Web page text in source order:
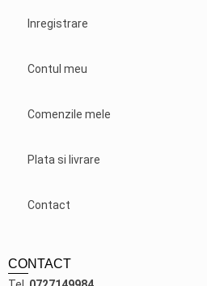
Inregistrare
Contul meu
Comenzile mele
Plata si livrare
Contact
CONTACT